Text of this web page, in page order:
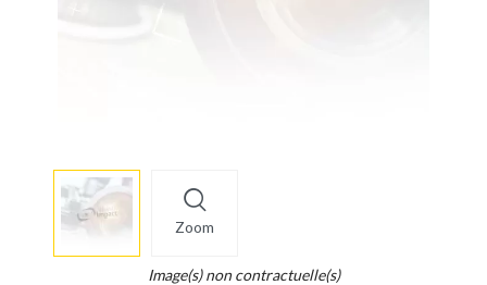
Zoom
info
Image(s) non contractuelle(s)